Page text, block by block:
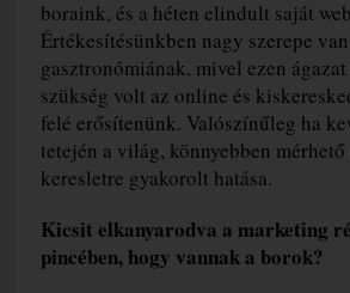
boraink, és a héten elindult saját
Értékesítésünkben nagy szerepe
gasztronómiának, mivel ezen
szükség volt az online és
felé erősítenünk. Valószínűleg ha
tetején a világ, könnyebben
keresletre gyakorolt hatása.
Kicsit elkanyarodva a marketing
pincében, hogy vannak a borok?